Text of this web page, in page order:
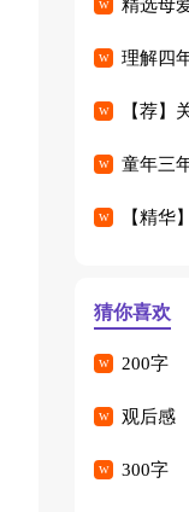
精选母
理解四
【荐】
童年三
【精华
猜你喜欢
200字
观后感
300字